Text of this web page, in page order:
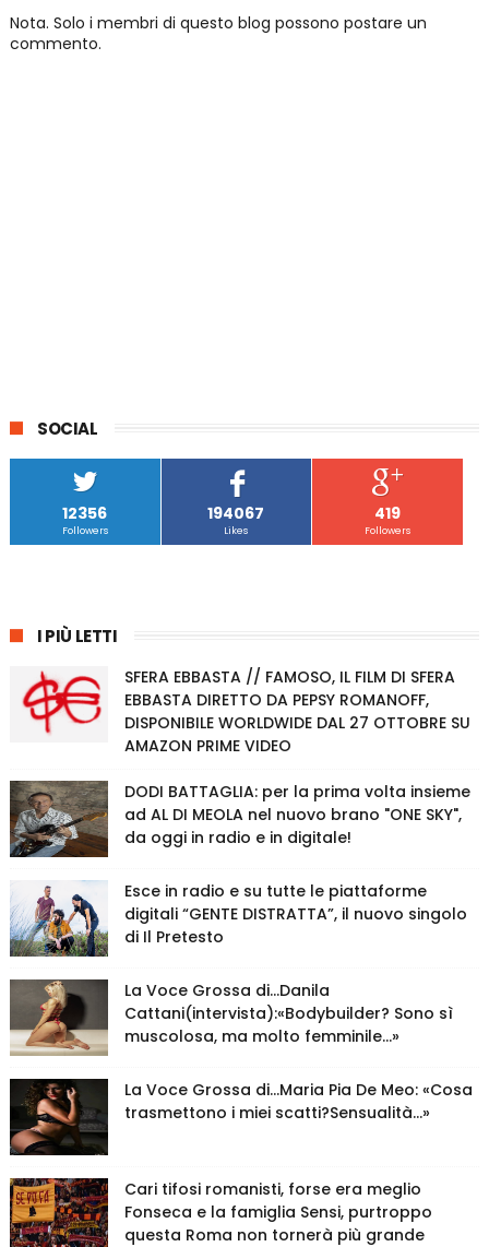
Nota. Solo i membri di questo blog possono postare un
commento.
SOCIAL
12356
Followers
194067
Likes
419
Followers
I PIÙ LETTI
SFERA EBBASTA // FAMOSO, IL FILM DI SFERA
EBBASTA DIRETTO DA PEPSY ROMANOFF,
DISPONIBILE WORLDWIDE DAL 27 OTTOBRE SU
AMAZON PRIME VIDEO
DODI BATTAGLIA: per la prima volta insieme
ad AL DI MEOLA nel nuovo brano "ONE SKY",
da oggi in radio e in digitale!
Esce in radio e su tutte le piattaforme
digitali “GENTE DISTRATTA”, il nuovo singolo
di Il Pretesto
La Voce Grossa di…Danila
Cattani(intervista):«Bodybuilder? Sono sì
muscolosa, ma molto femminile…»
La Voce Grossa di…Maria Pia De Meo: «Cosa
trasmettono i miei scatti?Sensualità…»
Cari tifosi romanisti, forse era meglio
Fonseca e la famiglia Sensi, purtroppo
questa Roma non tornerà più grande